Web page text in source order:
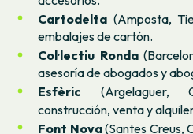
Cartodelta (Amposta,
embalajes de cartón.
Col·lectiu Ronda
asesoría de abogados y
Esfèric (Argelaguer,
construcción, venta y
Font Nova(Santes Creus,